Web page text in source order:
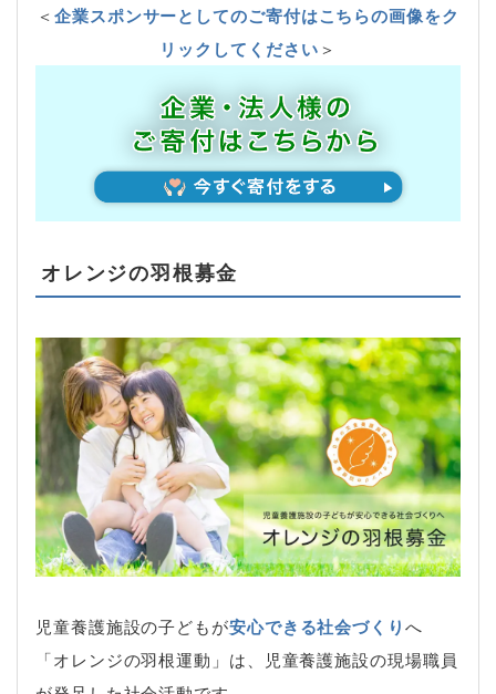
＜企業スポンサーとしてのご寄付はこちらの画像をク
リックしてください＞
オレンジの羽根募金
児童養護施設の子どもが安心できる社会づくりへ
「オレンジの羽根運動」は、児童養護施設の現場職員